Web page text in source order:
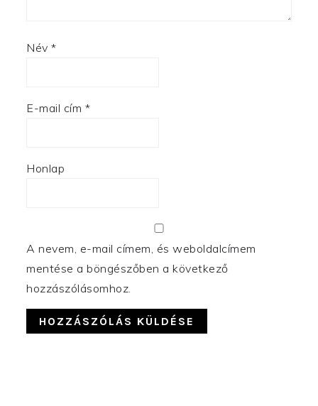
Név *
E-mail cím *
Honlap
A nevem, e-mail címem, és weboldalcímem
mentése a böngészőben a következő
hozzászólásomhoz.